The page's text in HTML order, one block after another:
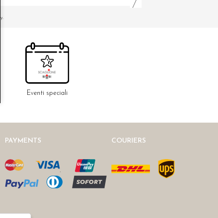
Eventi speciali
PAYMENTS COURIERS